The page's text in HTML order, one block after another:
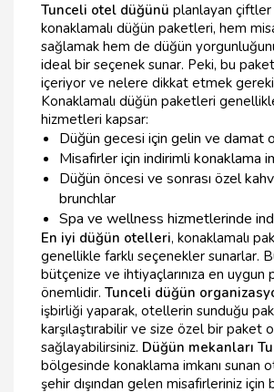
Tunceli otel düğünü planlayan çiftler
konaklamalı düğün paketleri, hem
sağlamak hem de düğün
ideal bir seçenek sunar. Peki, bu
içeriyor ve nelere dikkat etmek
Konaklamalı düğün paketleri
hizmetleri kapsar:
Düğün gecesi için gelin ve damat
Misafirler için indirimli konaklama
Düğün öncesi ve sonrası özel
brunchlar
Spa ve wellness hizmetlerinde
En iyi düğün otelleri, konaklamalı
genellikle farklı seçenekler sunarlar.
bütçenize ve ihtiyaçlarınıza en uygun
önemlidir. Tunceli düğün
işbirliği yaparak, otellerin sunduğu
karşılaştırabilir ve size özel bir paket
sağlayabilirsiniz. Düğün mekanları
bölgesinde konaklama imkanı sunan
şehir dışından gelen misafirleriniz için